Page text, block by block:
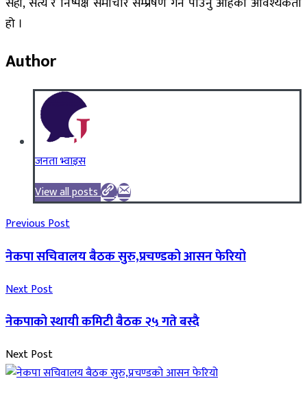
हो ।
Author
जनता भ्वाइस
View all posts
Previous Post
नेकपा सचिवालय बैठक सुरु,प्रचण्डको आसन फेरियो
Next Post
नेकपाको स्थायी कमिटी बैठक २५ गते बस्दै
Next Post